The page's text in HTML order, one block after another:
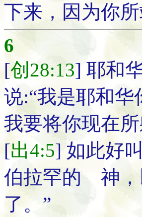
下来，因为你
6
[创28:13] 耶和
说:“我是耶和
我要将你现在
[出4:5] 如此好
伯拉罕的 神
了。”